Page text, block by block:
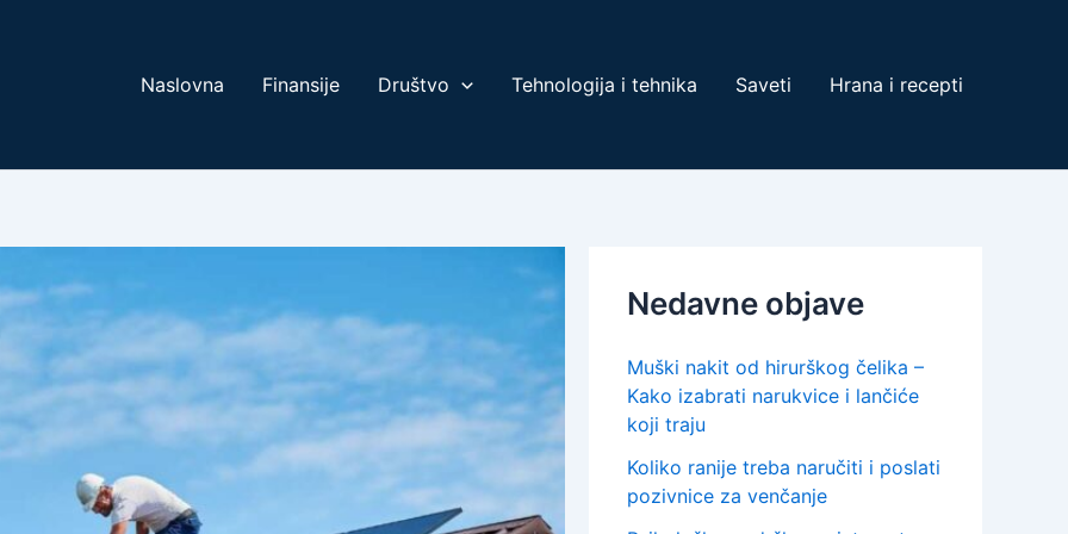
Naslovna Finansije Društvo Tehnologija i tehnika Saveti Hrana i recepti
Nedavne objave
Muški nakit od hirurškog čelika –
Kako izabrati narukvice i lančiće
koji traju
Koliko ranije treba naručiti i poslati
pozivnice za venčanje